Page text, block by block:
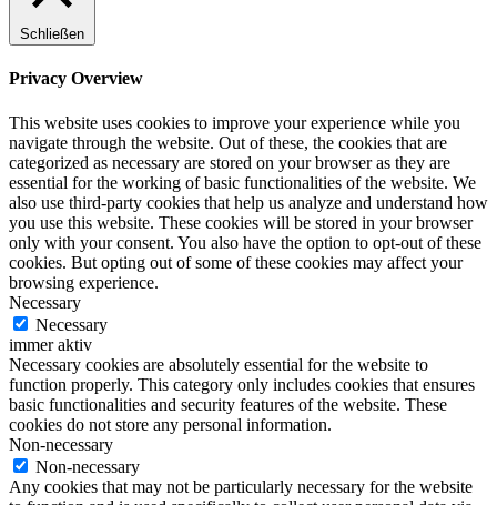
Schließen
Privacy Overview
This website uses cookies to improve your experience while you
navigate through the website. Out of these, the cookies that are
categorized as necessary are stored on your browser as they are
essential for the working of basic functionalities of the website. We
also use third-party cookies that help us analyze and understand how
you use this website. These cookies will be stored in your browser
only with your consent. You also have the option to opt-out of these
cookies. But opting out of some of these cookies may affect your
browsing experience.
Necessary
Necessary
immer aktiv
Necessary cookies are absolutely essential for the website to
function properly. This category only includes cookies that ensures
basic functionalities and security features of the website. These
cookies do not store any personal information.
Non-necessary
Non-necessary
Any cookies that may not be particularly necessary for the website